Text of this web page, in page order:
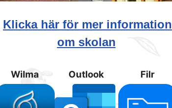
Klicka här för mer information
om skolan
Wilma Outlook Filr